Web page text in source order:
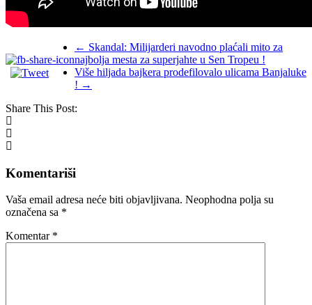
← Skandal: Milijarderi navodno plaćali mito za
najbolja mesta za superjahte u Sen Tropeu !
Više hiljada bajkera prodefilovalo ulicama Banjaluke
! →
Share This Post:
Komentariši
Vaša email adresa neće biti objavljivana. Neophodna polja su
označena sa *
Komentar *